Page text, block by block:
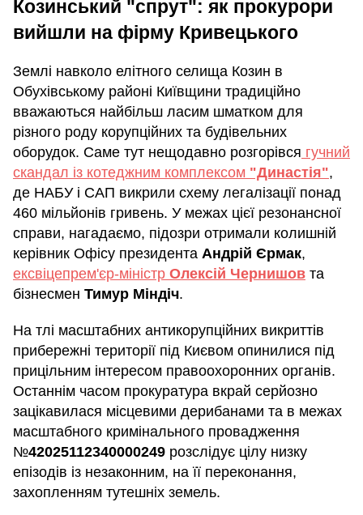
Козинський "спрут": як прокурори
вийшли на фірму Кривецького
Землі навколо елітного селища Козин в
Обухівському районі Київщини традиційно
вважаються найбільш ласим шматком для
різного роду корупційних та будівельних
оборудок. Саме тут нещодавно розгорівся гучний
скандал із котеджним комплексом "Династія",
де НАБУ і САП викрили схему легалізації понад
460 мільйонів гривень. У межах цієї резонансної
справи, нагадаємо, підозри отримали колишній
керівник Офісу президента Андрій Єрмак,
ексвіцепрем'єр-міністр Олексій Чернишов та
бізнесмен Тимур Міндіч.
На тлі масштабних антикорупційних викриттів
прибережні території під Києвом опинилися під
прицільним інтересом правоохоронних органів.
Останнім часом прокуратура вкрай серйозно
зацікавилася місцевими дерибанами та в межах
масштабного кримінального провадження
№42025112340000249 розслідує цілу низку
епізодів із незаконним, на її переконання,
захопленням тутешніх земель.